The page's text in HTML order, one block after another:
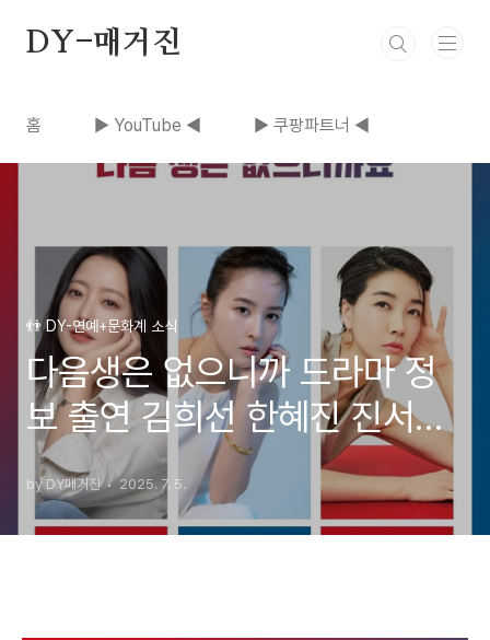
DY-매거진
홈 ▶ YouTube ◀ ▶ 쿠팡파트너 ◀
👬 DY-연예+문화계 소식
다음생은 없으니까 드라마 정
보 출연 김희선 한혜진 진서연
줄거리 DNA러버 후속 드라마
by DY매거진 2025. 7. 5.